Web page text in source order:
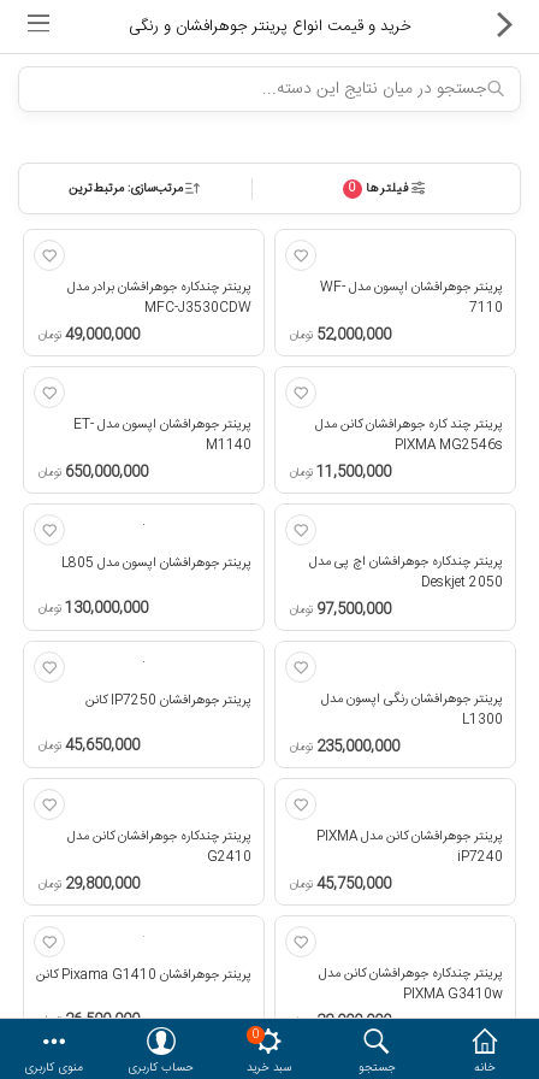
ماشین های اداری
لوازم التحریر
کارتریج و تونر
تجهیزات فروشگاهی و بانکی
دستگاه صحافی و پرس
هدایا و ست مدیریتی
وایت برد و تابلو اعلانات
مقایسه
دسترسی کاربری حساب کاربری
خانه جستجو
0
سبد خرید
حساب کاربری منوی کاربری
خرید و قیمت انواع پرینتر جوهرافشان و رنگی
فیلترها 0 مرتب‌سازی: مرتبط‌ترین
پرینتر جوهرافشان اپسون مدل WF-
7110
52,000,000 تومان
پرینتر چندکاره جوهرافشان برادر مدل
MFC-J3530CDW
49,000,000تومان
پرینتر چند کاره جوهرافشان کانن مدل
PIXMA MG2546s
11,500,000تومان
پرینتر جوهرافشان اپسون مدل ET-
M1140
650,000,000 تومان
پرینتر چندکاره جوهرافشان اچ پی مدل
Deskjet 2050
97,500,000 تومان
پرینتر جوهرافشان اپسون مدل L805
130,000,000تومان
پرینتر جوهرافشان رنگی اپسون مدل
L1300
235,000,000 تومان
پرینتر جوهرافشان IP7250 کانن
45,650,000تومان
پرینتر جوهرافشان کانن مدل PIXMA
iP7240
45,750,000تومان
پرینتر چندکاره جوهرافشان کانن مدل
G2410
29,800,000 تومان
پرینتر چندکاره جوهرافشان کانن مدل
PIXMA G3410w
32,000,000تومان
پرینتر جوهرافشان Pixama G1410 کانن
26,500,000تومان